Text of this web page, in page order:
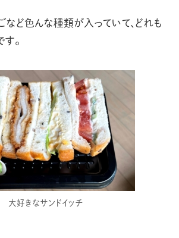
など色んな種類が入っていて、どれも
。
大好きなサンドイッチ